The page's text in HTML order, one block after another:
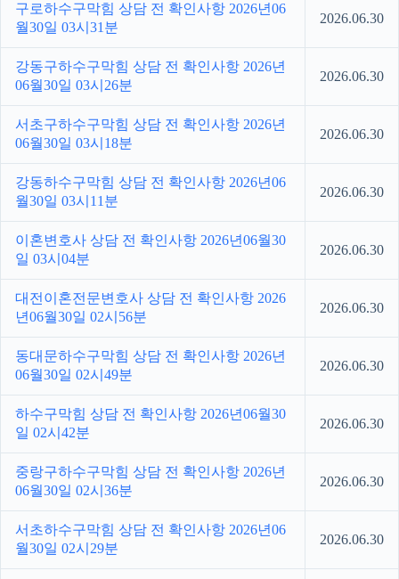
구로하수구막힘 상담 전 확인사항 2026년06
월30일 03시31분
2026.06.30
강동구하수구막힘 상담 전 확인사항 2026년
06월30일 03시26분
2026.06.30
서초구하수구막힘 상담 전 확인사항 2026년
06월30일 03시18분
2026.06.30
강동하수구막힘 상담 전 확인사항 2026년06
월30일 03시11분
2026.06.30
이혼변호사 상담 전 확인사항 2026년06월30
일 03시04분
2026.06.30
대전이혼전문변호사 상담 전 확인사항 2026
년06월30일 02시56분
2026.06.30
동대문하수구막힘 상담 전 확인사항 2026년
06월30일 02시49분
2026.06.30
하수구막힘 상담 전 확인사항 2026년06월30
일 02시42분
2026.06.30
중랑구하수구막힘 상담 전 확인사항 2026년
06월30일 02시36분
2026.06.30
서초하수구막힘 상담 전 확인사항 2026년06
월30일 02시29분
2026.06.30